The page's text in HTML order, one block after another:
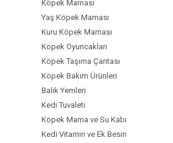
Köpek Maması
Yaş Köpek Maması
Kuru Köpek Maması
Köpek Oyuncakları
Köpek Taşıma Çantası
Köpek Bakım Ürünleri
Balık Yemleri
Kedi Tuvaleti
Köpek Mama ve Su Kabı
Kedi Vitamin ve Ek Besin